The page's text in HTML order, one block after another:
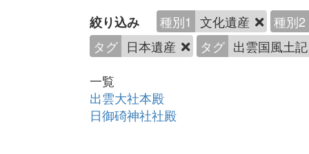
絞り込み 種別1 文化遺産
種別2
タグ 日本遺産 タグ 出雲国風土
一覧
出雲大社本殿
日御碕神社社殿